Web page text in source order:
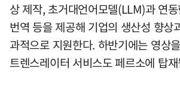
상 제작, 초거대언어모델(LLM)과 연
번역 등을 제공해 기업의 생산성 향상
과적으로 지원한다. 하반기에는 영상
트렌스레이터 서비스도 페르소에 탑